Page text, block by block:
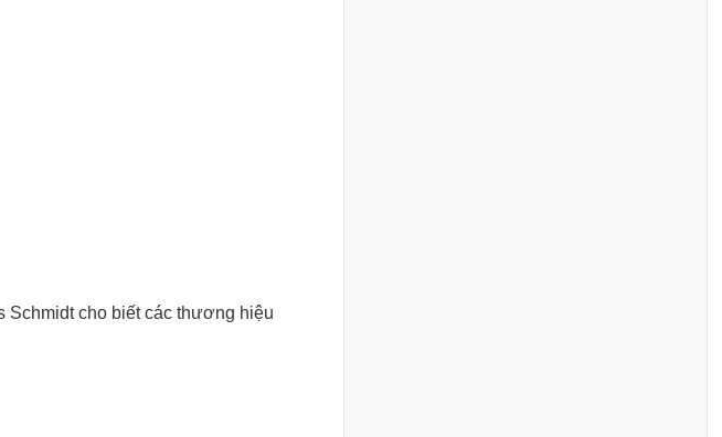
Schmidt cho biết các thương hiệu